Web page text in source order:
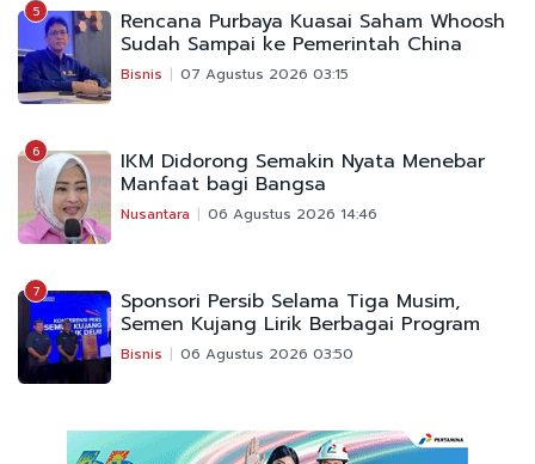
5 Rencana Purbaya Kuasai Saham Whoosh
Sudah Sampai ke Pemerintah China
Bisnis 07 Agustus 2026 03:15
6 IKM Didorong Semakin Nyata Menebar
Manfaat bagi Bangsa
Nusantara 06 Agustus 2026 14:46
7 Sponsori Persib Selama Tiga Musim,
Semen Kujang Lirik Berbagai Program
Bisnis 06 Agustus 2026 03:50